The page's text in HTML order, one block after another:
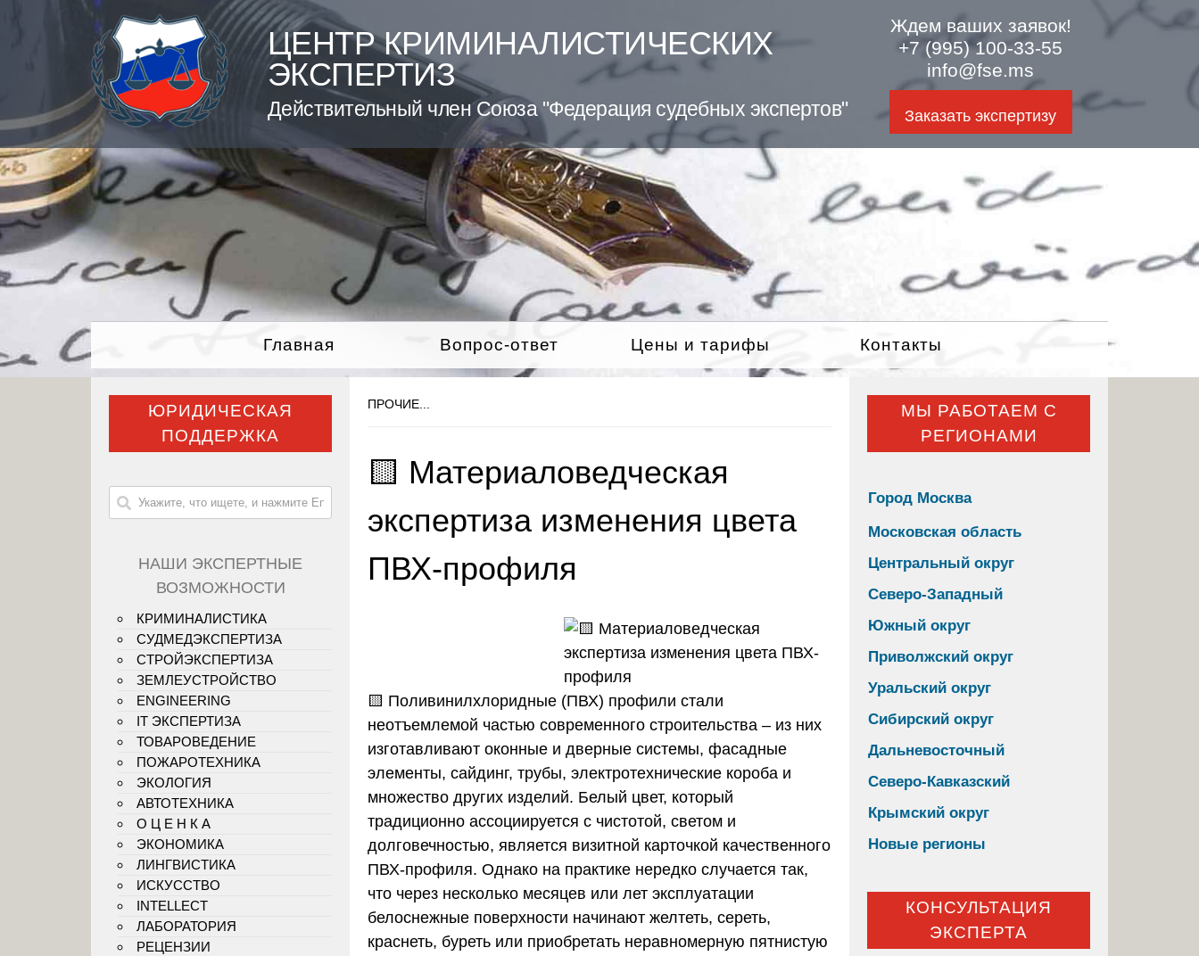
ЦЕНТР КРИМИНАЛИСТИЧЕСКИХ
ЭКСПЕРТИЗ
Действительный член Союза "Федерация судебных экспертов"
Ждем ваших заявок!
+7 (995) 100-33-55
info@fse.ms
Заказать экспертизу
Главная Вопрос-ответ Цены и тарифы Контакты
ПРОЧИЕ...
🟨 Материаловедческая
экспертиза изменения цвета
ПВХ-профиля
🟨 Поливинилхлоридные (ПВХ) профили стали
неотъемлемой частью современного строительства – из них
изготавливают оконные и дверные системы, фасадные
элементы, сайдинг, трубы, электротехнические короба и
множество других изделий. Белый цвет, который
традиционно ассоциируется с чистотой, светом и
долговечностью, является визитной карточкой качественного
ПВХ-профиля. Однако на практике нередко случается так,
что через несколько месяцев или лет эксплуатации
белоснежные поверхности начинают желтеть, сереть,
краснеть, буреть или приобретать неравномерную пятнистую
ЮРИДИЧЕСКАЯ
ПОДДЕРЖКА
НАШИ ЭКСПЕРТНЫЕ
ВОЗМОЖНОСТИ
КРИМИНАЛИСТИКА
СУДМЕДЭКСПЕРТИЗА
СТРОЙЭКСПЕРТИЗА
ЗЕМЛЕУСТРОЙСТВО
ENGINEERING
IT ЭКСПЕРТИЗА
ТОВАРОВЕДЕНИЕ
ПОЖАРОТЕХНИКА
ЭКОЛОГИЯ
АВТОТЕХНИКА
О Ц Е Н К А
ЭКОНОМИКА
ЛИНГВИСТИКА
ИСКУССТВО
INTELLECT
ЛАБОРАТОРИЯ
РЕЦЕНЗИИ
МЫ РАБОТАЕМ С
РЕГИОНАМИ
Город Москва
Московская область
Центральный округ
Северо-Западный
Южный округ
Приволжский округ
Уральский округ
Сибирский округ
Дальневосточный
Северо-Кавказский
Крымский округ
Новые регионы
КОНСУЛЬТАЦИЯ
ЭКСПЕРТА